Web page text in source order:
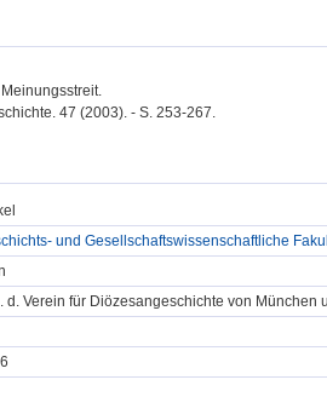
47 (2003). - S. 253-267.
und Gesellschaftswissenschaftliche
d. Verein für Diözesangeschichte von München